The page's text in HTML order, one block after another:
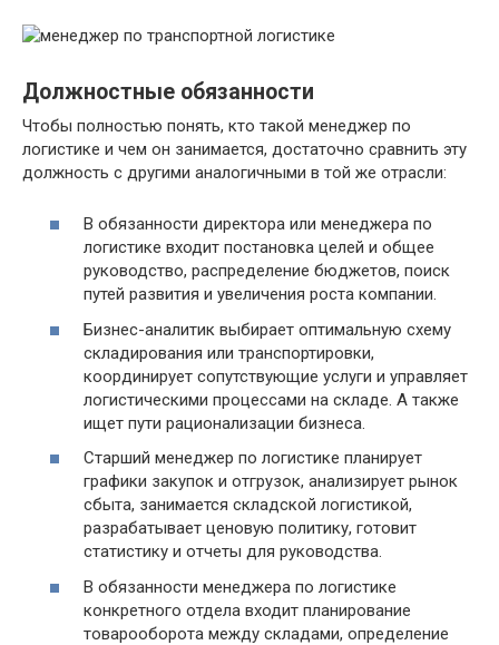
Должностные обязанности
Чтобы полностью понять, кто такой менеджер по
логистике и чем он занимается, достаточно сравнить эту
должность с другими аналогичными в той же отрасли:
В обязанности директора или менеджера по
логистике входит постановка целей и общее
руководство, распределение бюджетов, поиск
путей развития и увеличения роста компании.
Бизнес-аналитик выбирает оптимальную схему
складирования или транспортировки,
координирует сопутствующие услуги и управляет
логистическими процессами на складе. А также
ищет пути рационализации бизнеса.
Старший менеджер по логистике планирует
графики закупок и отгрузок, анализирует рынок
сбыта, занимается складской логистикой,
разрабатывает ценовую политику, готовит
статистику и отчеты для руководства.
В обязанности менеджера по логистике
конкретного отдела входит планирование
товарооборота между складами, определение